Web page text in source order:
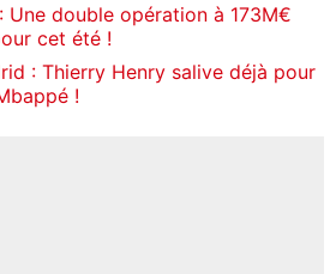
Une double opération à 173M€
cet été !
: Thierry Henry salive déjà pour
!